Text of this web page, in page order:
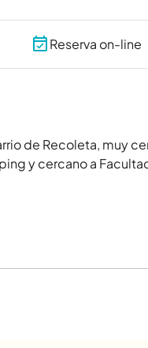
Reserva on-line
de Recoleta, muy
y cercano a